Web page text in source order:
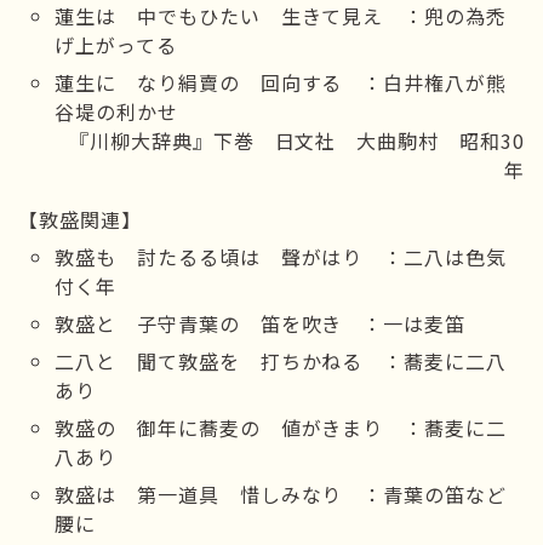
蓮生は 中でもひたい 生きて見え ：兜の為禿
げ上がってる
蓮生に なり絹賣の 回向する ：白井権八が熊
谷堤の利かせ
『川柳大辞典』下巻 日文社 大曲駒村 昭和30
年
【敦盛関連】
敦盛も 討たるる頃は 聲がはり ：二八は色気
付く年
敦盛と 子守青葉の 笛を吹き ：一は麦笛
二八と 聞て敦盛を 打ちかねる ：蕎麦に二八
あり
敦盛の 御年に蕎麦の 値がきまり ：蕎麦に二
八あり
敦盛は 第一道具 惜しみなり ：青葉の笛など
腰に